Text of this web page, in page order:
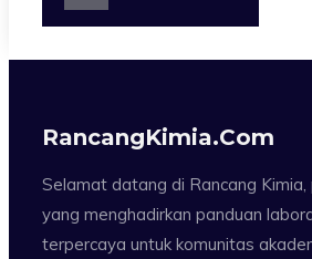
RancangKimia.com
Selamat datang di Rancang
yang menghadirkan panduan
terpercaya untuk komunitas